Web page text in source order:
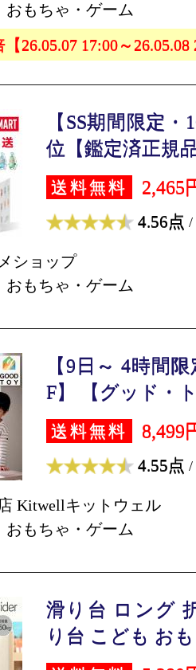
おもちゃ・ゲーム
【26.05.07 17:00～26.05.08
【SS期間限定・
位【鑑定済正規
送料無料 2,465
4.56点 /
ショップ
おもちゃ・ゲーム
【9日～ 4時間
F】 【グッド・
送料無料 8,499
4.55点 /
Kitwellキットウェル
おもちゃ・ゲーム
滑り台 ロング
り台 こども お